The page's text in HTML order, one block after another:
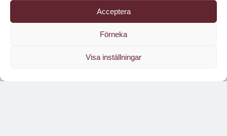
Acceptera
Förneka
Visa inställningar